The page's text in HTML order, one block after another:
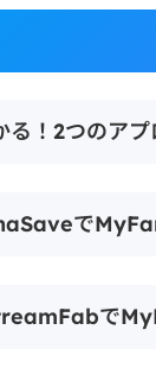
る！2つのア
で
で